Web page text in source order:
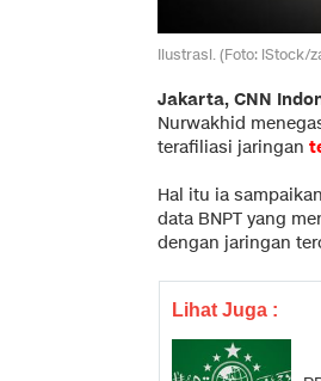
Ilustrasi. (Foto: iStock/
Jakarta, CNN
Nurwakhid
terafiliasi jaringan
Hal itu ia
data BNPT yang
dengan jaringan
Lihat Juga :